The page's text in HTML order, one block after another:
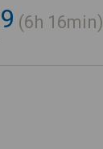
6h 16min